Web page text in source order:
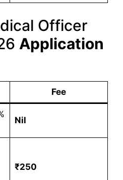
Officer
Application
Fee
Nil
₹250